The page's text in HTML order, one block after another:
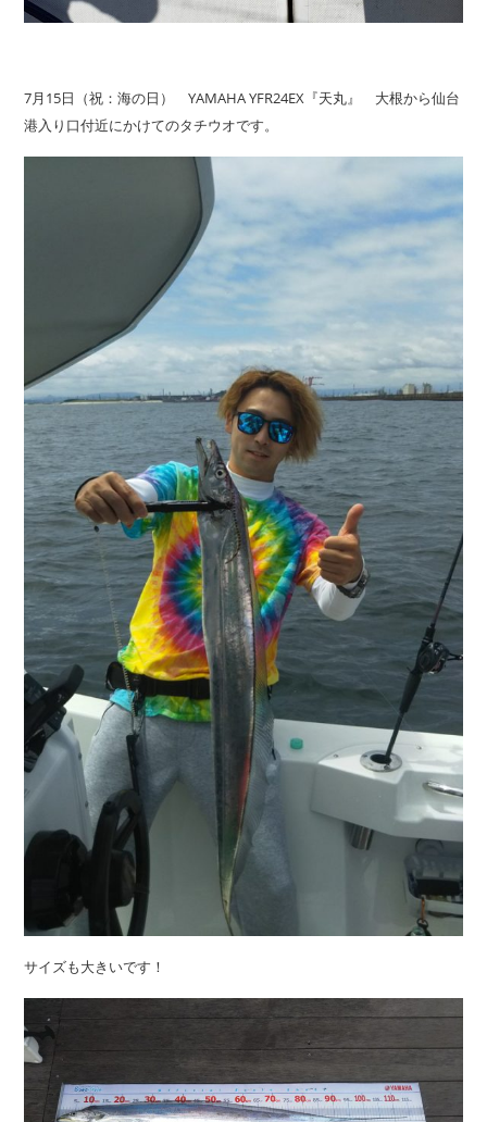
7月15日（祝：海の日） YAMAHA YFR24EX『天丸』 大根から仙台
港入り口付近にかけてのタチウオです。
サイズも大きいです！